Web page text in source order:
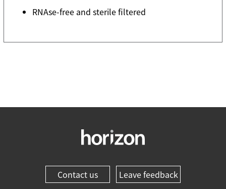
RNAse-free and sterile filtered
Contact us Leave feedback